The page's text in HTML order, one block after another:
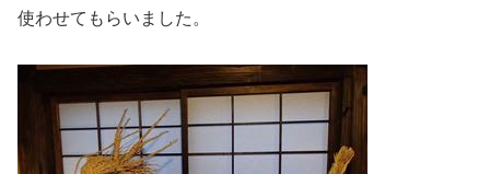
使わせてもらいました。